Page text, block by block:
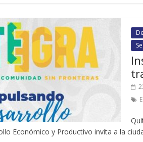
Económico y Productivo invita a la